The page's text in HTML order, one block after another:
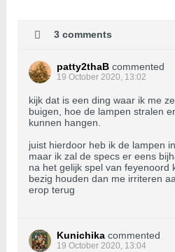
3 comments
patty2thaB commented
19 October 2020, 13:02
kijk dat is een ding waar ik me
buigen, hoe de lampen stralen
kunnen hangen.
juist hierdoor heb ik de lampen
maar ik zal de specs er eens
na het gelijk spel van feyenoord
bezig houden dan me irriteren
erop terug
Kunichika commented
19 October 2020, 13:04